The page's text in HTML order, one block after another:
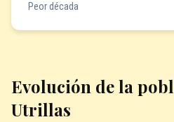
Peor década
Evolución de la
Utrillas